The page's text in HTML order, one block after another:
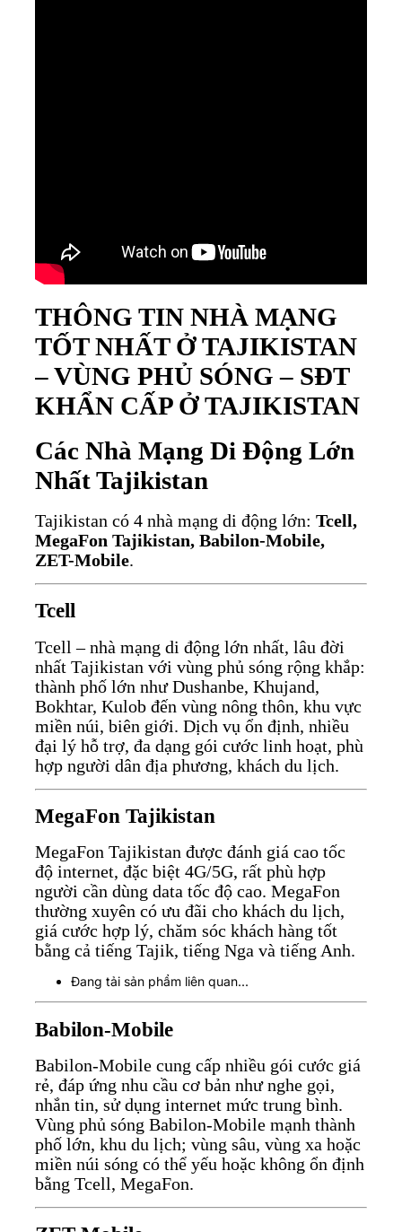
THÔNG TIN NHÀ MẠNG
TỐT NHẤT Ở TAJIKISTAN
– VÙNG PHỦ SÓNG – SĐT
KHẨN CẤP Ở TAJIKISTAN
Các Nhà Mạng Di Động Lớn
Nhất Tajikistan
Tajikistan có 4 nhà mạng di động lớn: Tcell,
MegaFon Tajikistan, Babilon-Mobile,
ZET-Mobile.
Tcell
Tcell – nhà mạng di động lớn nhất, lâu đời
nhất Tajikistan với vùng phủ sóng rộng khắp:
thành phố lớn như Dushanbe, Khujand,
Bokhtar, Kulob đến vùng nông thôn, khu vực
miền núi, biên giới. Dịch vụ ổn định, nhiều
đại lý hỗ trợ, đa dạng gói cước linh hoạt, phù
hợp người dân địa phương, khách du lịch.
MegaFon Tajikistan
MegaFon Tajikistan được đánh giá cao tốc
độ internet, đặc biệt 4G/5G, rất phù hợp
người cần dùng data tốc độ cao. MegaFon
thường xuyên có ưu đãi cho khách du lịch,
giá cước hợp lý, chăm sóc khách hàng tốt
bằng cả tiếng Tajik, tiếng Nga và tiếng Anh.
Đang tải sản phẩm liên quan...
Babilon-Mobile
Babilon-Mobile cung cấp nhiều gói cước giá
rẻ, đáp ứng nhu cầu cơ bản như nghe gọi,
nhắn tin, sử dụng internet mức trung bình.
Vùng phủ sóng Babilon-Mobile mạnh thành
phố lớn, khu du lịch; vùng sâu, vùng xa hoặc
miền núi sóng có thể yếu hoặc không ổn định
bằng Tcell, MegaFon.